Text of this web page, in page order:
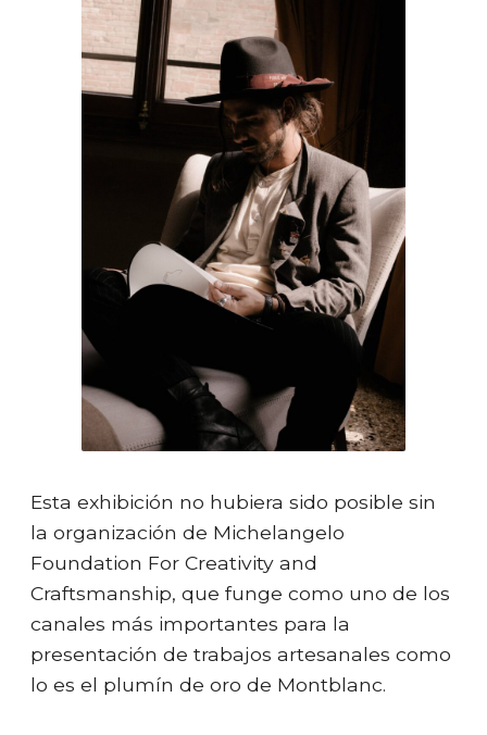
Esta exhibición no hubiera sido posible sin
la organización de Michelangelo
Foundation For Creativity and
Craftsmanship, que funge como uno de los
canales más importantes para la
presentación de trabajos artesanales como
lo es el plumín de oro de Montblanc.